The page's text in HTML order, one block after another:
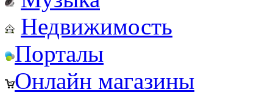
Недвижимость
Порталы
Онлайн магазины